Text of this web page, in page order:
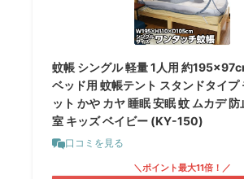
蚊帳 シングル 軽量 1人用 約
ベッド用 蚊帳テント スタンドタイプ
ット かや カヤ 睡眠 安眠 蚊 ムカデ 防
室 キッズ ベイビー (KY-150)
口コミを見る
＼ポイント最大11倍！／